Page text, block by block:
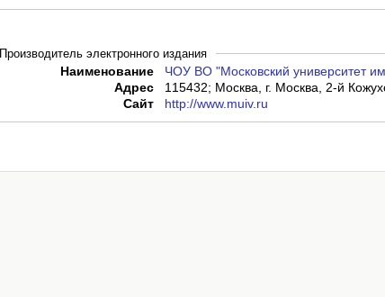
Производитель электронного издания
Наименование
ЧОУ ВО "Московский университет
Адрес
115432; Москва, г. Москва, 2-й
Сайт
http://www.muiv.ru